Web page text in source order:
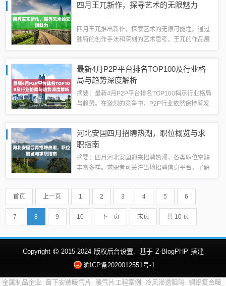
的应用等。行业内的企业动态、市场分析及预...
四月王兀新作，探寻艺术的无限魅力
四月王兀推出新作，探索艺术的无限可能性。通过
独特的创作手法和深刻的艺术思考，王兀的作品展
品充满了创意和灵感，引领观众进入了一个充...
最新4月P2P平台排名TOP100及行业格
局与趋势深度解析
摘要：最新4月P2P平台排名TOP100揭示行业格局
与趋势。在激烈的竞争中，P2P行业依然保持着发
和技术进步，P2P平台将不断...
河北安国四月招聘热潮，职位概览与求
职指南
摘要：四月河北安国迎来招聘热潮，各类职位空缺
丰富多样。求职者可关注当地招聘信息平台，了解
助求职者快速了解市场趋势，顺利找到心仪工作。
在河北安国，四月成为招聘求职的热门时段，...
首页 上一页 1 2 3 4 5 6
7 8 9 10 下一页 末页 共 10 页
Copyright 2015-2024 版权后台设置. 基于 Z-BlogPHP 搭建
渝ICP备2020012551号-1
金属制品企业 窗下安装暖气片 暖气片工程案例 冷风渗透阻隔 铜铝复合暖